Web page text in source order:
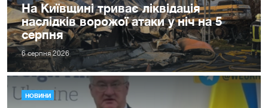
На Київщині триває ліквідація
наслідків ворожої атаки у ніч на 5
серпня
6 серпня 2026
НОВИНИ